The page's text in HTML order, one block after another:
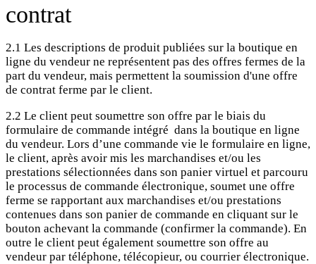
contrat
2.1 Les descriptions de produit publiées sur la boutique en
ligne du vendeur ne représentent pas des offres fermes de la
part du vendeur, mais permettent la soumission d'une offre
de contrat ferme par le client.
2.2 Le client peut soumettre son offre par le biais du
formulaire de commande intégré dans la boutique en ligne
du vendeur. Lors d’une commande vie le formulaire en ligne,
le client, après avoir mis les marchandises et/ou les
prestations sélectionnées dans son panier virtuel et parcouru
le processus de commande électronique, soumet une offre
ferme se rapportant aux marchandises et/ou prestations
contenues dans son panier de commande en cliquant sur le
bouton achevant la commande (confirmer la commande). En
outre le client peut également soumettre son offre au
vendeur par téléphone, télécopieur, ou courrier électronique.